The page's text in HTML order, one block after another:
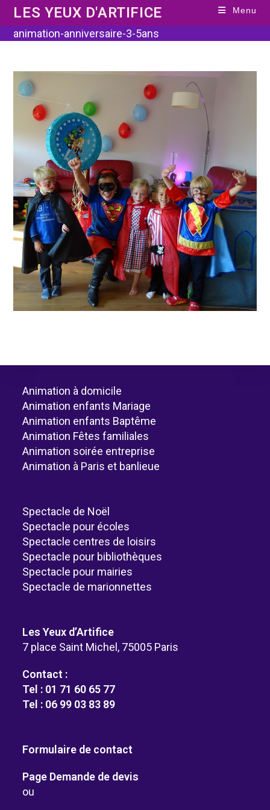
content
LES YEUX D'ARTIFICE Menu
animation-anniversaire-3-5ans
Animation à domicile
Animation enfants Mariage
Animation enfants Baptême
Animation Fêtes familiales
Animation soirée entreprise
Animation à Paris et banlieue
Spectacle de Noël
Spectacle pour écoles
Spectacle centres de loisirs
Spectacle pour bibliothèques
Spectacle pour mairies
Spectacle de marionnettes
Les Yeux d’Artifice
7 place Saint Michel, 75005 Paris
Contact :
Tel : 01 71 60 65 77
Tel : 06 99 03 83 89
Formulaire de contact
Page Demande de devis
ou